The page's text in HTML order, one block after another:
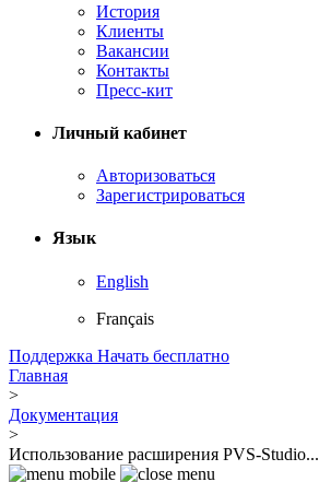
История
Клиенты
Вакансии
Контакты
Пресс-кит
Личный кабинет
Авторизоваться
Зарегистрироваться
Язык
English
Français
Поддержка Начать бесплатно
Главная
>
Документация
>
Использование расширения PVS-Studio...